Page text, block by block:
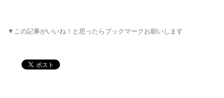
▼この記事がいいね！と思ったらブックマークお願いします